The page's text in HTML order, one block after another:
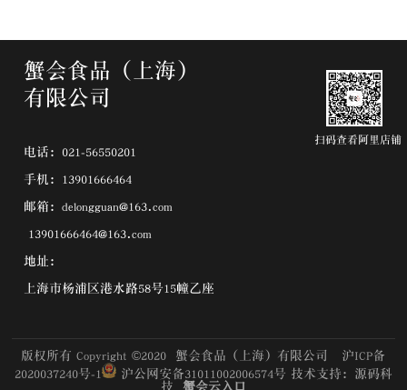
蟹会食品（上海）
有限公司
电话：021-56550201
手机：13901666464
邮箱：delongguan@163.com
13901666464@163.com
地址：
上海市杨浦区港水路58号15幢乙座
扫码查看阿里店铺
版权所有 Copyright ©2020 蟹会食品（上海）有限公司 沪ICP备
2020037240号-1
沪公网安备31011002006574号 技术支持：源码科
技 蟹会云入口